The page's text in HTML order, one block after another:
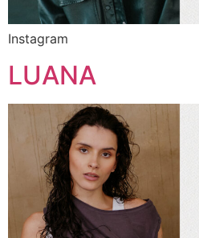
Instagram
LUANA